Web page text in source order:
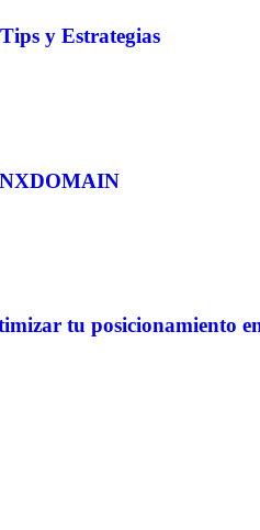
y Estrategias
tu posicionamiento